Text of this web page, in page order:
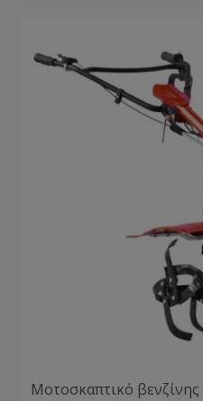
Μοτοσκαπτικό βενζίνης